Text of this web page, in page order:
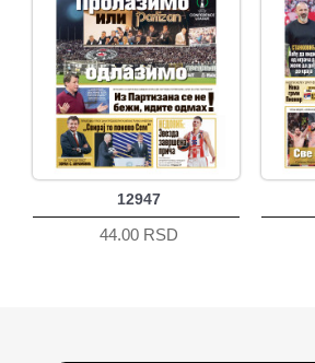
12947
44.00 RSD